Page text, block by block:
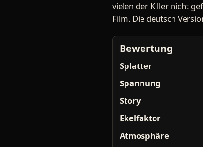
vielen der Killer nicht
Film. Die deutsch
Bewertung
Splatter
Spannung
Story
Ekelfaktor
Atmosphäre